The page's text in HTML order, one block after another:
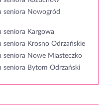
seniora Nowogród
seniora Kargowa
Krosno Odrzańskie
seniora Nowe Miasteczko
seniora Bytom Odrzański